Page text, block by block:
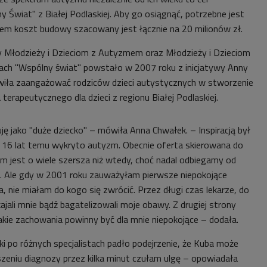
Świat" z Białej Podlaskiej. Aby go osiągnąć, potrzebne jest
koszt budowy szacowany jest łącznie na 20 milionów zł.
i Dzieciom z Autyzmem oraz Młodzieży i Dzieciom
"Wspólny świat" powstało w 2007 roku z inicjatywy Anny
zaangażować rodziców dzieci autystycznych w stworzenie
dla dzieci z regionu Białej Podlaskiej.
"duże dziecko" – mówiła Anna Chwałek. – Inspiracją był
lat temu wykryto autyzm. Obecnie oferta skierowana do
jest o wiele szersza niż wtedy, choć nadal odbiegamy od
gdy w 2001 roku zauważyłam pierwsze niepokojące
nie miałam do kogo się zwrócić. Przez długi czas lekarze, do
mnie bądź bagatelizowali moje obawy. Z drugiej strony
zachowania powinny być dla mnie niepokojące – dodała.
po różnych specjalistach padło podejrzenie, że Kuba może
diagnozy przez kilka minut czułam ulgę – opowiadała